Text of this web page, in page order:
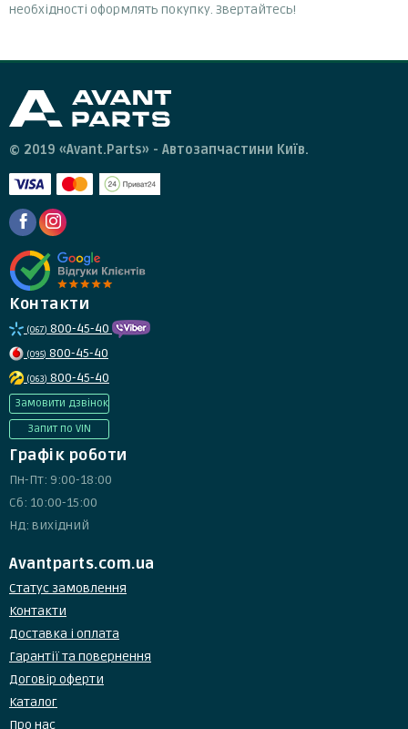
необхідності оформлять покупку. Звертайтесь!
© 2019 «Avant.Parts» - Автозапчастини Київ.
Контакти
(067) 800-45-40
(095) 800-45-40
(063) 800-45-40
Замовити дзвінок
Запит по VIN
Графік роботи
Пн-Пт: 9:00-18:00
Сб: 10:00-15:00
Нд: вихідний
Avantparts.com.ua
Статус замовлення
Контакти
Доставка і оплата
Гарантії та повернення
Договір оферти
Каталог
Про нас